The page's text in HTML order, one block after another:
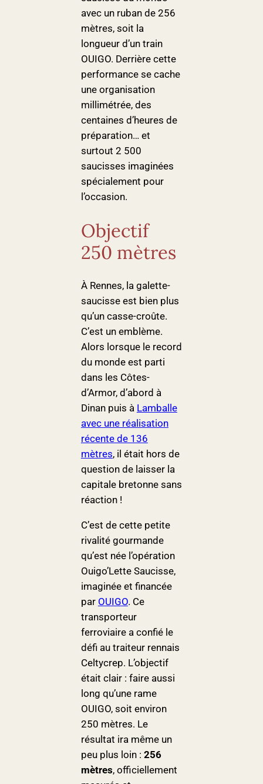
avec un ruban de 256
mètres, soit la
longueur d’un train
OUIGO. Derrière cette
performance se cache
une organisation
millimétrée, des
centaines d’heures de
préparation… et
surtout 2 500
saucisses imaginées
spécialement pour
l’occasion.
Objectif
250 mètres
À Rennes, la galette-
saucisse est bien plus
qu’un casse-croûte.
C’est un emblème.
Alors lorsque le record
du monde est parti
dans les Côtes-
d’Armor, d’abord à
Dinan puis à Lamballe
avec une réalisation
récente de 136
mètres, il était hors de
question de laisser la
capitale bretonne sans
réaction !
C’est de cette petite
rivalité gourmande
qu’est née l’opération
Ouigo’Lette Saucisse,
imaginée et financée
par OUIGO. Ce
transporteur
ferroviaire a confié le
défi au traiteur rennais
Celtycrep. L’objectif
était clair : faire aussi
long qu’une rame
OUIGO, soit environ
250 mètres. Le
résultat ira même un
peu plus loin : 256
mètres, officiellement